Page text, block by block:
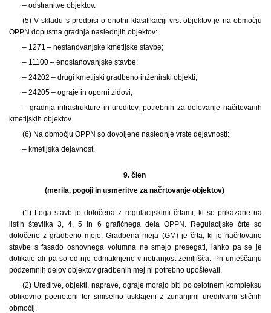
– odstranitve objektov.
(5) V skladu s predpisi o enotni klasifikaciji vrst objektov je na območju
OPPN dopustna gradnja naslednjih objektov:
– 1271 – nestanovanjske kmetijske stavbe;
– 11100 – enostanovanjske stavbe;
– 24202 – drugi kmetijski gradbeno inženirski objekti;
– 24205 – ograje in oporni zidovi;
– gradnja infrastrukture in ureditev, potrebnih za delovanje načrtovanih
kmetijskih objektov.
(6) Na območju OPPN so dovoljene naslednje vrste dejavnosti:
– kmetijska dejavnost.
9. člen
(merila, pogoji in usmeritve za načrtovanje objektov)
(1) Lega stavb je določena z regulacijskimi črtami, ki so prikazane na
listih številka 3, 4, 5 in 6 grafičnega dela OPPN. Regulacijske črte so
določene z gradbeno mejo. Gradbena meja (GM) je črta, ki je načrtovane
stavbe s fasado osnovnega volumna ne smejo presegati, lahko pa se je
dotikajo ali pa so od nje odmaknjene v notranjost zemljišča. Pri umeščanju
podzemnih delov objektov gradbenih mej ni potrebno upoštevati.
(2) Ureditve, objekti, naprave, ograje morajo biti po celotnem kompleksu
oblikovno poenoteni ter smiselno usklajeni z zunanjimi ureditvami stičnih
območij.